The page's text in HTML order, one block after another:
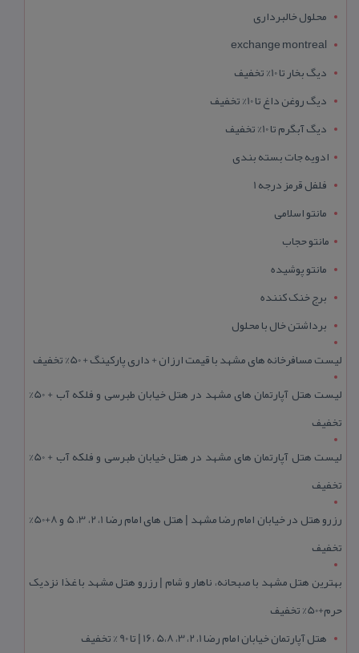
محلول خالبرداری
exchange montreal
دیگ بخار تا 10% تخفیف
دیگ روغن داغ تا 10% تخفیف
دیگ آبگرم تا 10% تخفیف
ادویه جات بسته بندی
فلفل قرمز درجه 1
مانتو اسلامی
مانتو حجاب
مانتو پوشیده
برج خنک کننده
برداشتن خال با محلول
لیست مسافرخانه های مشهد با قیمت ارزان + داری پارکینگ + 50% تخفیف
لیست هتل آپارتمان های مشهد در هتل خیابان طبرسی و فلکه آب + 50%
تخفیف
لیست هتل آپارتمان های مشهد در هتل خیابان طبرسی و فلکه آب + 50%
تخفیف
رزرو هتل در خیابان امام رضا مشهد | هتل‌ های امام رضا 1، 2، 3، 5 و 8+50%
تخفیف
بهترین هتل مشهد با صبحانه، ناهار و شام | رزرو هتل مشهد با غذا نزدیک
حرم+50% تخفیف
هتل آپارتمان خیابان امام رضا 1، 2، 3، 5،8 ،16 | تا 90 % تخفیف